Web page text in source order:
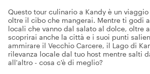
Questo tour culinario a Kandy è un
oltre il cibo che mangerai. Mentre ti godi
locali che vanno dal salato al dolce, oltre
scoprirai anche la città e i suoi punti
ammirare il Vecchio Carcere, il Lago di
rilevanza locale dal tuo host mentre salti
all'altro - cosa c'è di meglio?